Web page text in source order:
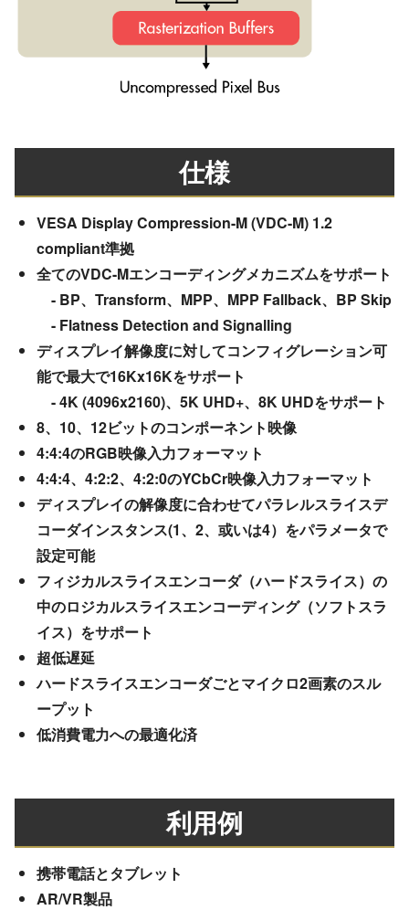
仕様
VESA Display Compression-M (VDC-M) 1.2
compliant準拠
全てのVDC-Mエンコーディングメカニズムをサポート
- BP、Transform、MPP、MPP Fallback、BP Skip
- Flatness Detection and Signalling
ディスプレイ解像度に対してコンフィグレーション可
能で最大で16Kx16Kをサポート
- 4K (4096x2160)、5K UHD+、8K UHDをサポート
8、10、12ビットのコンポーネント映像
4:4:4のRGB映像入力フォーマット
4:4:4、4:2:2、4:2:0のYCbCr映像入力フォーマット
ディスプレイの解像度に合わせてパラレルスライスデ
コーダインスタンス(1、2、或いは4）をパラメータで
設定可能
フィジカルスライスエンコーダ（ハードスライス）の
中のロジカルスライスエンコーディング（ソフトスラ
イス）をサポート
超低遅延
ハードスライスエンコーダごとマイクロ2画素のスル
ープット
低消費電力への最適化済
利用例
携帯電話とタブレット
AR/VR製品